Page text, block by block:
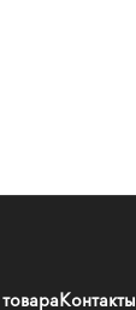
Контакты